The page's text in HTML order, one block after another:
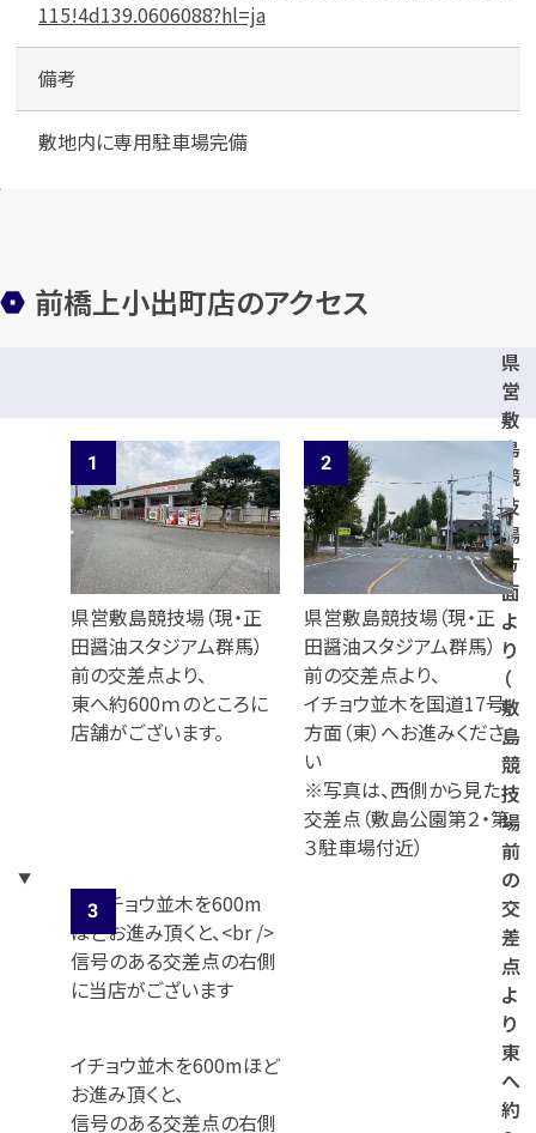
115!4d139.0606088?hl=ja
備考
敷地内に専用駐車場完備
前橋上小出町店のアクセス
県
営
敷
島
競
技
場
方
面
よ
り
（
敷
島
競
技
場
前
の
交
差
点
よ
り
東
へ
約
県営敷島競技場（現・正
田醤油スタジアム群馬）
前の交差点より、
東へ約600ｍのところに
店舗がございます。
県営敷島競技場（現・正
田醤油スタジアム群馬）
前の交差点より、
イチョウ並木を国道17号
方面（東）へお進みくださ
い
※写真は、西側から見た
交差点（敷島公園第２・第
３駐車場付近）
イチョウ並木を600mほど
お進み頂くと、
信号のある交差点の右側